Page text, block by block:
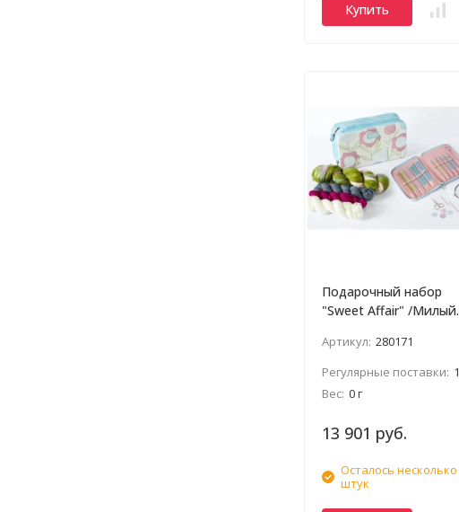
Купить
Подарочный набор
"Sweet Affair" /Милый
Артикул: 280171
Регулярные поставки: 1
Вес: 0 г
13 901 руб.
Осталось несколько
штук